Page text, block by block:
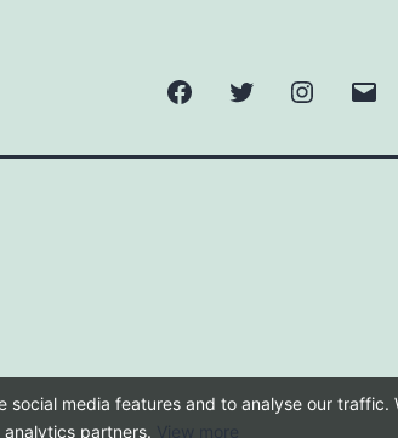
FacebookTwitter Instagram
media features and to analyse our traffic.
partners.